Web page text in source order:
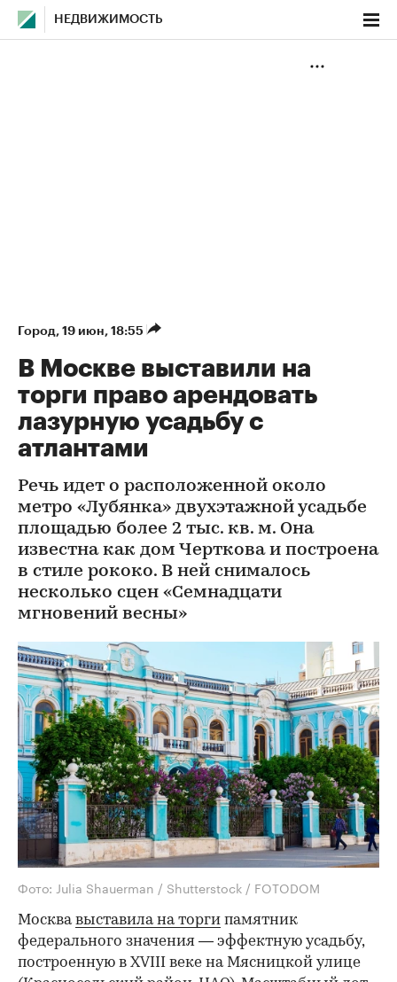
НЕДВИЖИМОСТЬ
Город⁠, 19 июн, 18:55
В Москве выставили на
торги право арендовать
лазурную усадьбу с
атлантами
Речь идет о расположенной около
метро «Лубянка» двухэтажной усадьбе
площадью более 2 тыс. кв. м. Она
известна как дом Черткова и построена
в стиле рококо. В ней снималось
несколько сцен «Семнадцати
мгновений весны»
Фото: Julia Shauerman / Shutterstock / FOTODOM
Москвавыставила на торги памятник
федерального значения — эффектную усадьбу,
построенную в XVIII веке на Мясницкой улице